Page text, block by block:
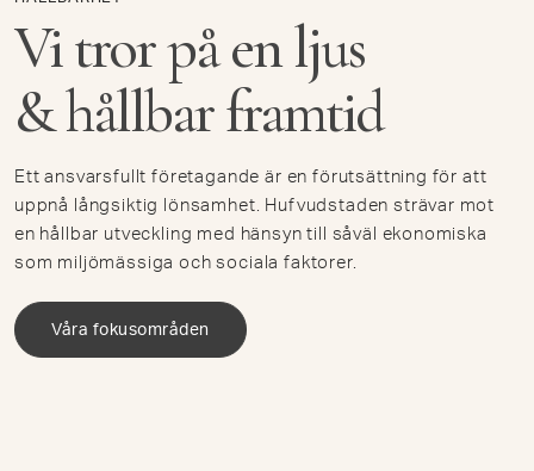
Vi tror på en ljus
& hållbar framtid
Ett ansvarsfullt företagande är en förutsättning för att
uppnå långsiktig lönsamhet. Hufvudstaden strävar mot
en hållbar utveckling med hänsyn till såväl ekonomiska
som miljömässiga och sociala faktorer.
Våra fokusområden